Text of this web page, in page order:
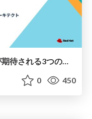
エッジデバイスでKubernetesが期待される3つの理由
0 450